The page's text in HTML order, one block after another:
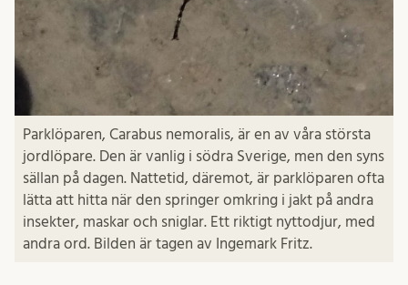
Parklöparen, Carabus nemoralis, är en av våra största
jordlöpare. Den är vanlig i södra Sverige, men den syns
sällan på dagen. Nattetid, däremot, är parklöparen ofta
lätta att hitta när den springer omkring i jakt på andra
insekter, maskar och sniglar. Ett riktigt nyttodjur, med
andra ord. Bilden är tagen av Ingemark Fritz.